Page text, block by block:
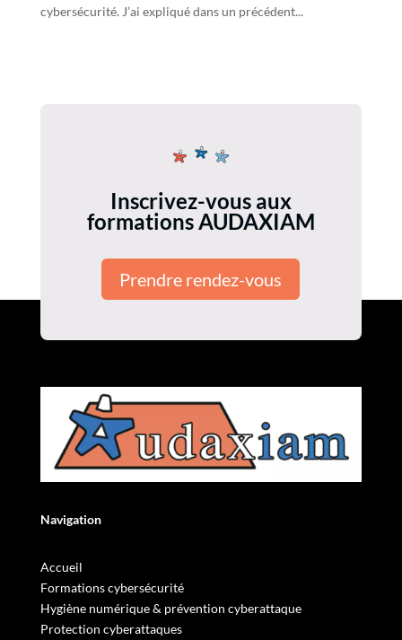
cybersécurité. J’ai expliqué dans un précédent...
Inscrivez-vous aux
formations AUDAXIAM
Prendre rendez-vous
Navigation
Accueil
Formations cybersécurité
Hygiène numérique & prévention cyberattaque
Protection cyberattaques